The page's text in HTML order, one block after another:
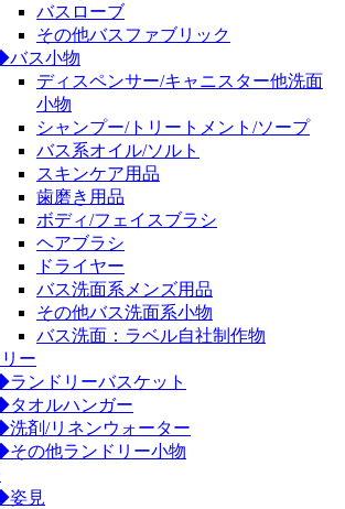
バスローブ
その他バスファブリック
ス小物
ディスペンサー/キャニスター他洗面
小物
シャンプー/トリートメント/ソープ
バス系オイル/ソルト
スキンケア用品
歯磨き用品
ボディ/フェイスブラシ
ヘアブラシ
ドライヤー
バス洗面系メンズ用品
その他バス洗面系小物
バス洗面：ラベル自社制作物
ー
ンドリーバスケット
オルハンガー
剤/リネンウォーター
の他ランドリー小物
姿見